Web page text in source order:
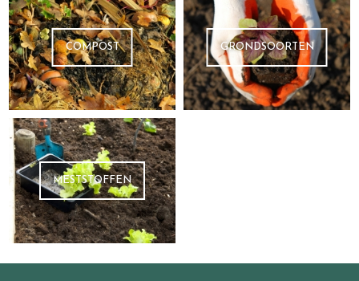
COMPOST GRONDSOORTEN
MESTSTOFFEN